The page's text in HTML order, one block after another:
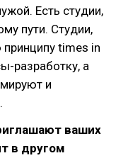
Есть студии,
пути. Студии,
times in
разработку, а
и
ваших
в другом